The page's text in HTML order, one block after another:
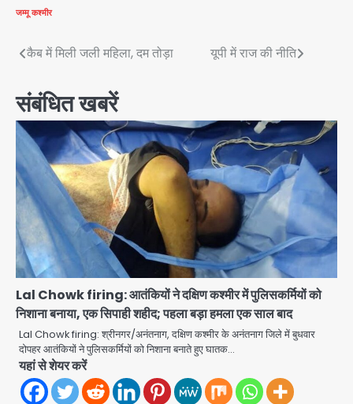
जम्मू कश्मीर
Post
navigation
कैब में मिली जली महिला, दम तोड़ा यूपी में राज की नीति
संबंधित खबरें
Lal Chowk firing: आतंकियों ने दक्षिण कश्मीर में पुलिसकर्मियों को
निशाना बनाया, एक सिपाही शहीद; पहला बड़ा हमला एक साल बाद
Lal Chowk firing: श्रीनगर/अनंतनाग, दक्षिण कश्मीर के अनंतनाग जिले में बुधवार
दोपहर आतंकियों ने पुलिसकर्मियों को निशाना बनाते हुए घातक…
यहां से शेयर करें